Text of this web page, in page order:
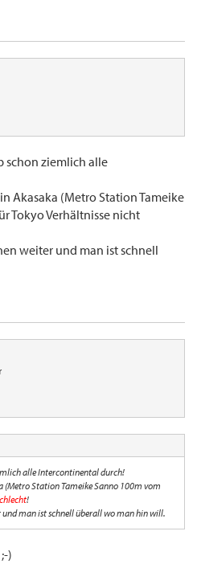
schon ziemlich alle
Akasaka (Metro Station Tameike
Tokyo Verhältnisse nicht
weiter und man ist schnell
alle Intercontinental durch!
Station Tameike Sanno 100m vom
!
man ist schnell überall wo man hin will.
)